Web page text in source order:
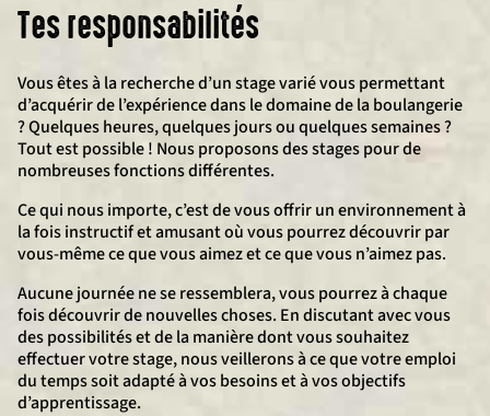
Tes responsabilités
Vous êtes à la recherche d’un stage varié vous permettant
d’acquérir de l’expérience dans le domaine de la boulangerie
? Quelques heures, quelques jours ou quelques semaines ?
Tout est possible ! Nous proposons des stages pour de
nombreuses fonctions différentes.
Ce qui nous importe, c’est de vous offrir un environnement à
la fois instructif et amusant où vous pourrez découvrir par
vous-même ce que vous aimez et ce que vous n’aimez pas.
Aucune journée ne se ressemblera, vous pourrez à chaque
fois découvrir de nouvelles choses. En discutant avec vous
des possibilités et de la manière dont vous souhaitez
effectuer votre stage, nous veillerons à ce que votre emploi
du temps soit adapté à vos besoins et à vos objectifs
d’apprentissage.